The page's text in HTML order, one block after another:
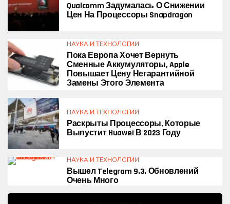
Qualcomm Задумалась О Снижении
Цен На Процессоры Snapdragon
НАУКА И ТЕХНОЛОГИИ
Пока Европа Хочет Вернуть
Сменные Аккумуляторы, Apple
Повышает Цену Негарантийной
Замены Этого Элемента
НАУКА И ТЕХНОЛОГИИ
Раскрыты Процессоры, Которые
Выпустит Huawei В 2023 Году
НАУКА И ТЕХНОЛОГИИ
Вышел Telegram 9.3. Обновлений
Очень Много